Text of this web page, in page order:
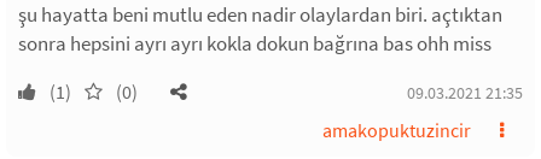
şu hayatta beni mutlu eden nadir olaylardan biri. açtıktan
sonra hepsini ayrı ayrı kokla dokun bağrına bas ohh miss
(1) (0) 09.03.2021 21:35
amakopuktuzincir